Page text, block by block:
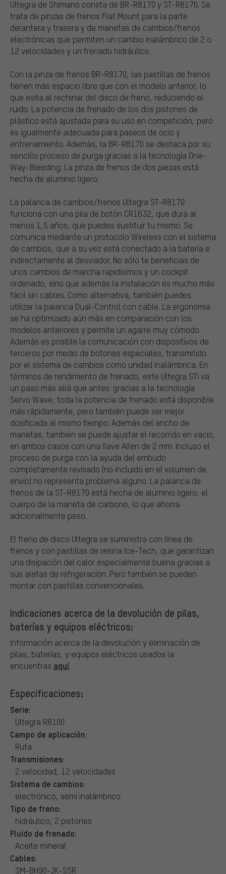
Ultegra de Shimano consta de BR-R8170 y ST-R8170. Se
trata de pinzas de frenos Flat Mount para la parte
delantera y trasera y de manetas de cambios/frenos
electrónicas que permiten un cambio inalámbrico de 2 o
12 velocidades y un frenado hidráulico.
Con la pinza de frenos BR-R8170, las pastillas de frenos
tienen más espacio libre que con el modelo anterior, lo
que evita el rechinar del disco de freno, reduciendo el
ruido. La potencia de frenado de los dos pistones de
plástico está ajustada para su uso en competición, pero
es igualmente adecuada para paseos de ocio y
entrenamiento. Además, la BR-R8170 se destaca por su
sencillo proceso de purga gracias a la tecnología One-
Way-Bleeding. La pinza de frenos de dos piezas está
hecha de aluminio ligero.
La palanca de cambios/frenos Ultegra ST-R8170
funciona con una pila de botón CR1632, que dura al
menos 1,5 años, que puedes sustituir tu mismo. Se
comunica mediante un protocolo Wireless con el sistema
de cambios, que a su vez está conectado a la batería e
indirectamente al desviador. No sólo te beneficias de
unos cambios de marcha rapidísimos y un cockpit
ordenado, sino que además la instalación es mucho más
fácil sin cables. Como alternativa, también puedes
utilizar la palanca Dual-Control con cable. La ergonomía
se ha optimizado aún más en comparación con los
modelos anteriores y permite un agarre muy cómodo.
Además es posible la comunicación con dispositivos de
terceros por medio de botones especiales, transmitido
por el sistema de cambios como unidad inalámbrica. En
términos de rendimiento de frenado, este Ultegra STI va
un paso más allá que antes: gracias a la tecnología
Servo Wave, toda la potencia de frenado está disponible
más rápidamente, pero también puede ser mejor
dosificada al mismo tiempo. Además del ancho de
manetas, también se puede ajustar el recorrido en vacío,
en ambos casos con una llave Allen de 2 mm. Incluso el
proceso de purga con la ayuda del embudo
completamente revisado (no incluido en el volumen de
envío) no representa problema alguno. La palanca de
frenos de la ST-R8170 está hecha de aluminio ligero, el
cuerpo de la maneta de carbono, lo que ahorra
adicionalmente peso.
El freno de disco Ultegra se suministra con línea de
frenos y con pastillas de resina Ice-Tech, que garantizan
una disipación del calor especialmente buena gracias a
sus aletas de refrigeración. Pero también se pueden
montar con pastillas convencionales.
Indicaciones acerca de la devolución de pilas,
baterías y equipos eléctricos:
Información acerca de la devolución y eliminación de
pilas, baterías, y equipos eléctricos usados la
encuentras aquí.
Especificaciones:
Serie:
Ultegra R8100
Campo de aplicación:
Ruta
Transmisiones:
2 velocidad, 12 velocidades
Sistema de cambios:
electrónico, semi inalámbrico
Tipo de freno:
hidráulico, 2 pistones
Fluido de frenado:
Aceite mineral
Cables:
SM-BH90-JK-SSR